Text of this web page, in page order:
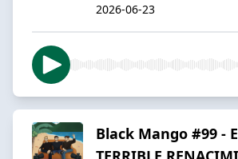
2026-06-23
Black Mango #99 -